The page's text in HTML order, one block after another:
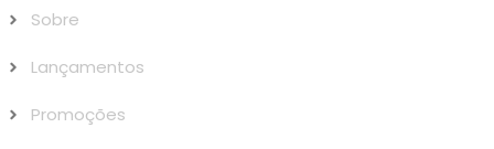
Sobre
Lançamentos
Promoções